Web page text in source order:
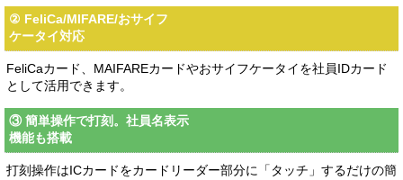
② FeliCa/MIFARE/おサイフ
ケータイ対応
FeliCaカード、MAIFAREカードやおサイフケータイを社員IDカード
として活用できます。
③ 簡単操作で打刻。社員名表示
機能も搭載
打刻操作はICカードをカードリーダー部分に「タッチ」するだけの簡